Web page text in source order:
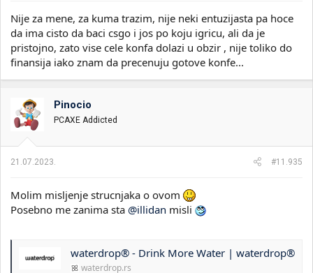
Nije za mene, za kuma trazim, nije neki entuzijasta pa hoce
da ima cisto da baci csgo i jos po koju igricu, ali da je
pristojno, zato vise cele konfa dolazi u obzir , nije toliko do
finansija iako znam da precenuju gotove konfe...
Pinocio
PCAXE Addicted
21.07.2023. #11.935
Molim misljenje strucnjaka o ovom
Posebno me zanima sta @illidan misli
waterdrop® - Drink More Water | waterdrop®
waterdrop.rs